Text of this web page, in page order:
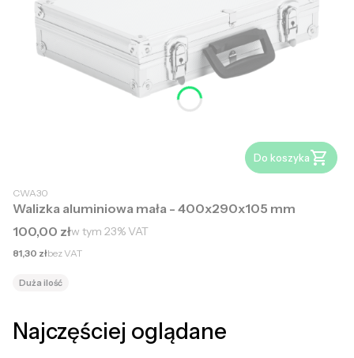
Do koszyka
CWA30
Walizka aluminiowa mała - 400x290x105 mm
Cena brutto
100,00 złw tym 23%VAT
Cena netto
81,30 złbez VAT
Duża ilość
Najczęściej oglądane